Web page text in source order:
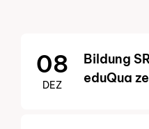
Zur Übersicht
08
DEZ
Bildung
eduQua